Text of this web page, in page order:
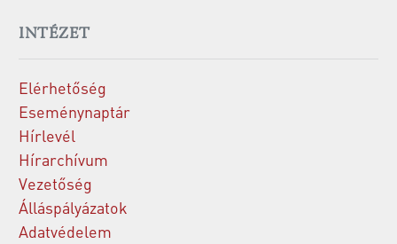
INTÉZET
Elérhetőség
Eseménynaptár
Hírlevél
Hírarchívum
Vezetőség
Álláspályázatok
Adatvédelem